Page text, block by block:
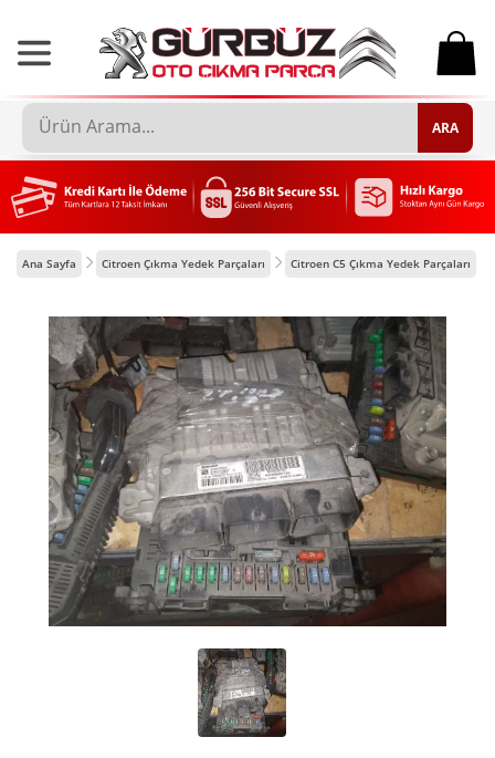
0
ARA
Ana Sayfa Citroen Çıkma Yedek Parçaları Citroen C5 Çıkma Yedek Parçaları